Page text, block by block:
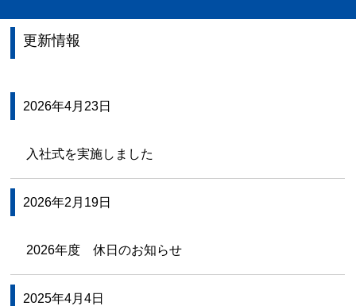
更新情報
2026年4月23日
入社式を実施しました
2026年2月19日
2026年度 休日のお知らせ
2025年4月4日